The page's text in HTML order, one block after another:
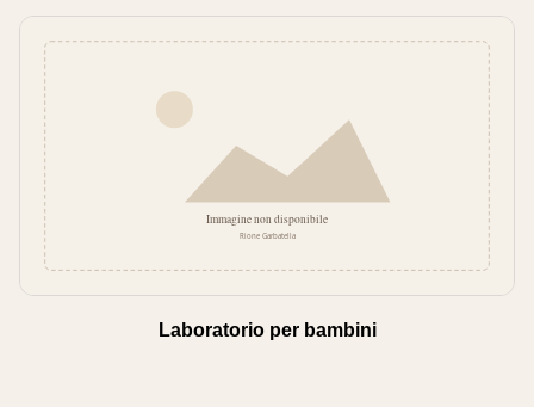
Laboratorio per bambini